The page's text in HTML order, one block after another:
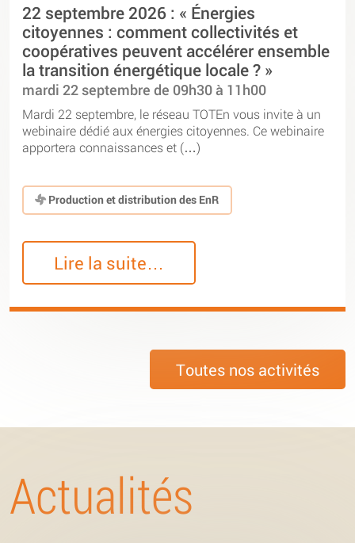
22 septembre 2026 : « Énergies
citoyennes : comment collectivités et
coopératives peuvent accélérer ensemble
la transition énergétique locale ? »
mardi 22 septembre de 09h30 à 11h00
Mardi 22 septembre, le réseau TOTEn vous invite à un
webinaire dédié aux énergies citoyennes. Ce webinaire
apportera connaissances et (…)
Production et distribution des EnR
Lire la suite…
Toutes nos activités
Actualités